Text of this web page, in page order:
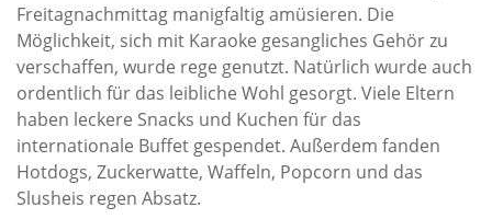
Freitagnachmittag manigfaltig amüsieren. Die
Möglichkeit, sich mit Karaoke gesangliches Gehör zu
verschaffen, wurde rege genutzt. Natürlich wurde auch
ordentlich für das leibliche Wohl gesorgt. Viele Eltern
haben leckere Snacks und Kuchen für das
internationale Buffet gespendet. Außerdem fanden
Hotdogs, Zuckerwatte, Waffeln, Popcorn und das
Slusheis regen Absatz.